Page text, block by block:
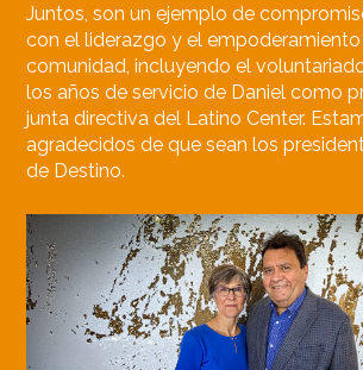
Juntos, son un ejemplo de
con el liderazgo y el empoderamiento
comunidad, incluyendo el
los años de servicio de Daniel como
junta directiva del Latino Center.
agradecidos de que sean los
de Destino.